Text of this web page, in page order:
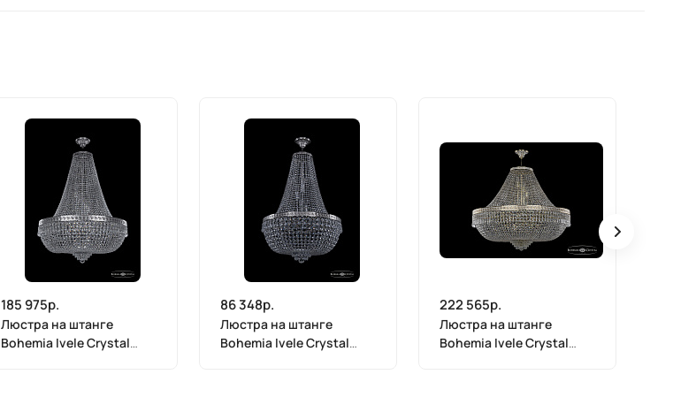
185 975р.
Люстра на штанге
Bohemia Ivele Crystal
86 348р.
Люстра на штанге
Bohemia Ivele Crystal
222 565р.
Люстра на штанге
Bohemia Ivele Crystal